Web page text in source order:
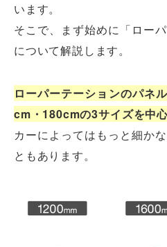
います。
そこで、まず始めに「ロー
について解説します。
ローパーテーションのパネ
cm・180cmの3サイズを中
カーによってはもっと細か
ともあります。